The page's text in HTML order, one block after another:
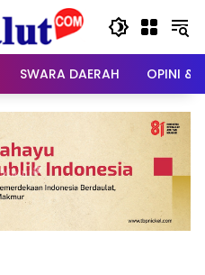
SWARA DAERAH OPINI &